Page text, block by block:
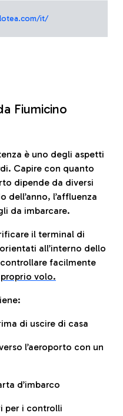
it/
Fiumicino
è uno degli aspetti
Capire con quanto
dipende da diversi
l’affluenza
da imbarcare.
il terminal di
all’interno dello
controllare facilmente
volo.
di uscire di casa
l’aeroporto con un
d’imbarco
per i controlli